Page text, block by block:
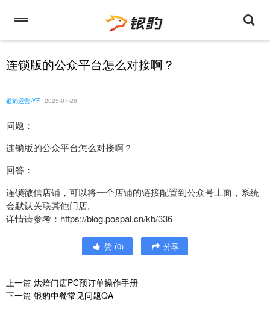
连锁版的公众平台怎么对接啊？
银豹运营-YF 2025-07-28
问题：
连锁版的公众平台怎么对接啊？
回答：
连锁微信店铺，可以将一个店铺的链接配置到公众号上面，系统
会默认关联其他门店。
详情请参考：https://blog.pospal.cn/kb/336
赞 (0) 分享
上一篇 烘焙门店PC预订单操作手册
下一篇 银豹中餐常见问题QA